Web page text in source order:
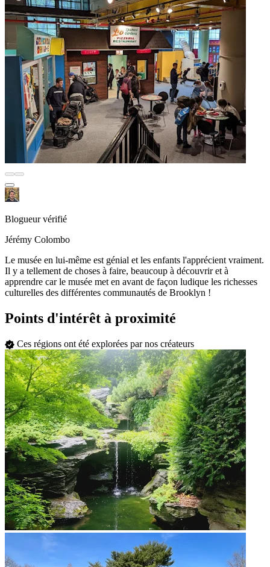
Blogueur vérifié
Jérémy Colombo
Le musée en lui-même est génial et les enfants l'apprécient vraiment.
Il y a tellement de choses à faire, beaucoup à découvrir et à
apprendre car le musée met en avant de façon ludique les richesses
culturelles des différentes communautés de Brooklyn !
Points d'intérêt à proximité
Ces régions ont été explorées par nos créateurs